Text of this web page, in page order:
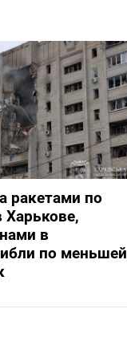
ракетами по
Харькове,
в
по меньшей